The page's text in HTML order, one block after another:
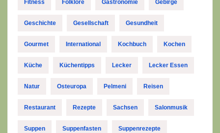
Fitness Folklore Gastronomie Gebirge
Geschichte Gesellschaft Gesundheit
Gourmet International Kochbuch Kochen
Küche Küchentipps Lecker Lecker Essen
Natur Osteuropa Pelmeni Reisen
Restaurant Rezepte Sachsen Salonmusik
Suppen Suppenfasten Suppenrezepte